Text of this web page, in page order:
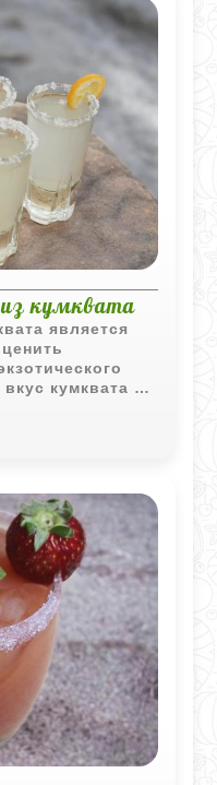
кумквата
является
кумквата с
и порадует вас